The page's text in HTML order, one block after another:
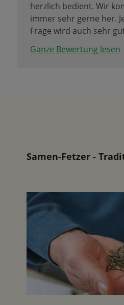
herzlich bedient. Wir
immer sehr gerne her.
Frage wird auch sehr
Ganze Bewertung lesen
Samen-Fetzer -